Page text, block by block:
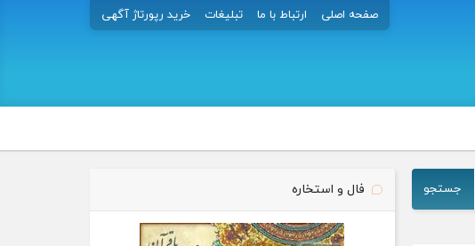
صفحه اصلی ارتباط با ما تبلیغات خرید رپورتاژ آگهی
جستجو فال و استخاره